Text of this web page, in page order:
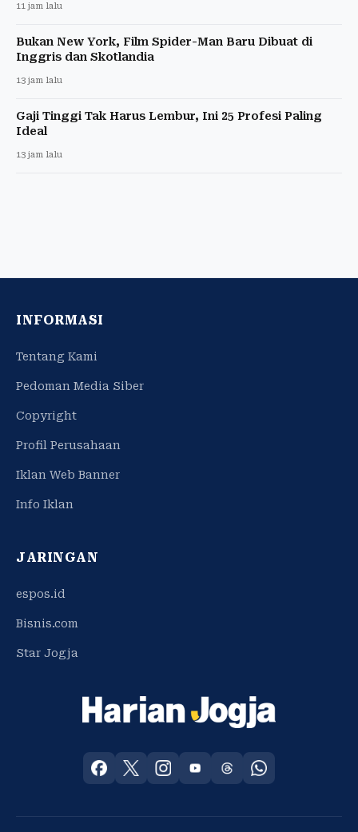
11 jam lalu
Bukan New York, Film Spider-Man Baru Dibuat di
Inggris dan Skotlandia
13 jam lalu
Gaji Tinggi Tak Harus Lembur, Ini 25 Profesi Paling
Ideal
13 jam lalu
INFORMASI
Tentang Kami
Pedoman Media Siber
Copyright
Profil Perusahaan
Iklan Web Banner
Info Iklan
JARINGAN
espos.id
Bisnis.com
Star Jogja